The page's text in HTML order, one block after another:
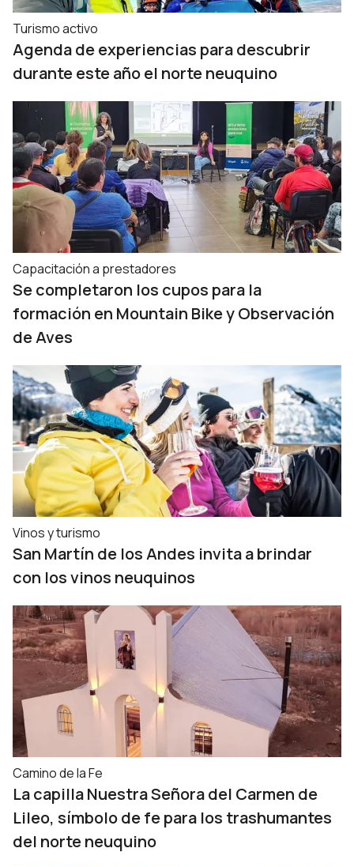
Turismo activo
Agenda de experiencias para descubrir
durante este año el norte neuquino
Capacitación a prestadores
Se completaron los cupos para la
formación en Mountain Bike y Observación
de Aves
Vinos y turismo
San Martín de los Andes invita a brindar
con los vinos neuquinos
Camino de la Fe
La capilla Nuestra Señora del Carmen de
Lileo, símbolo de fe para los trashumantes
del norte neuquino